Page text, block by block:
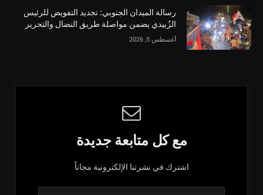
رسالة الميدان الجنوبي: تجديد التفويض للرئيس
الزُبيدي يضمن مواصلة طريق النضال والتحرير
أغسطس 5, 2026
مع كل متابعة جديدة
اشترك في نشرتنا الإلكترونية مجاناً